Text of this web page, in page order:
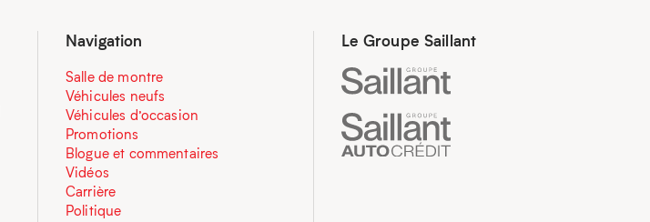
Navigation
Salle de montre
Véhicules neufs
Véhicules d’occasion
Promotions
Blogue et commentaires
Vidéos
Carrière
Politique
Le Groupe Saillant